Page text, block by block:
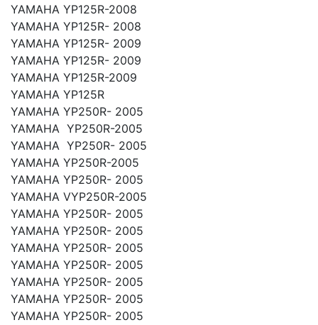
YAMAHA YP125R-2008
YAMAHA YP125R- 2008
YAMAHA YP125R- 2009
YAMAHA YP125R- 2009
YAMAHA YP125R-2009
YAMAHA YP125R
YAMAHA YP250R- 2005
YAMAHA YP250R-2005
YAMAHA YP250R- 2005
YAMAHA YP250R-2005
YAMAHA YP250R- 2005
YAMAHA VYP250R-2005
YAMAHA YP250R- 2005
YAMAHA YP250R- 2005
YAMAHA YP250R- 2005
YAMAHA YP250R- 2005
YAMAHA YP250R- 2005
YAMAHA YP250R- 2005
YAMAHA YP250R- 2005